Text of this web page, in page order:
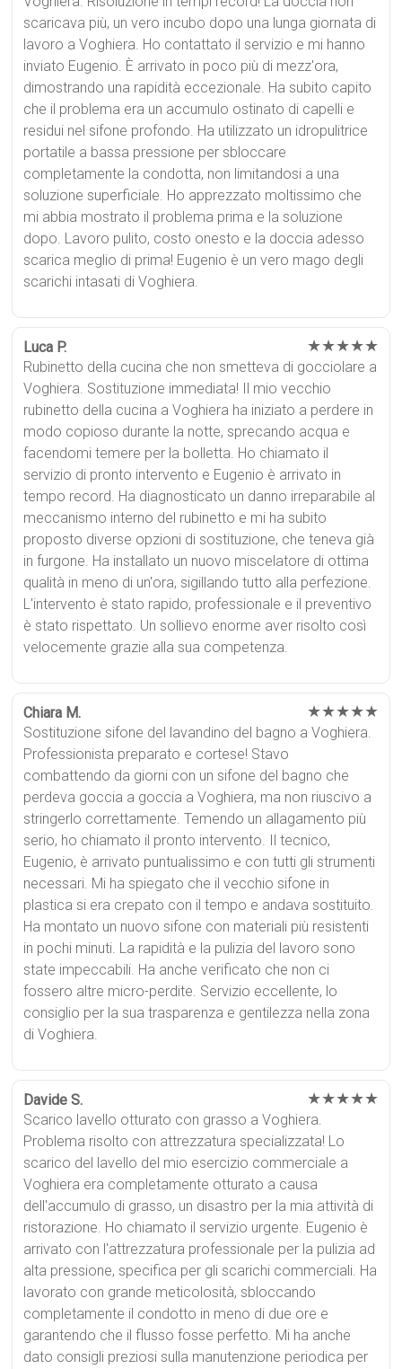
scaricava più, un vero incubo dopo una lunga giornata di
lavoro a Voghiera. Ho contattato il servizio e mi hanno
inviato Eugenio. È arrivato in poco più di mezz'ora,
dimostrando una rapidità eccezionale. Ha subito capito
che il problema era un accumulo ostinato di capelli e
residui nel sifone profondo. Ha utilizzato un idropulitrice
portatile a bassa pressione per sbloccare
completamente la condotta, non limitandosi a una
soluzione superficiale. Ho apprezzato moltissimo che
mi abbia mostrato il problema prima e la soluzione
dopo. Lavoro pulito, costo onesto e la doccia adesso
scarica meglio di prima! Eugenio è un vero mago degli
scarichi intasati di Voghiera.
Luca P. ★★★★★
Rubinetto della cucina che non smetteva di gocciolare a
Voghiera. Sostituzione immediata! Il mio vecchio
rubinetto della cucina a Voghiera ha iniziato a perdere in
modo copioso durante la notte, sprecando acqua e
facendomi temere per la bolletta. Ho chiamato il
servizio di pronto intervento e Eugenio è arrivato in
tempo record. Ha diagnosticato un danno irreparabile al
meccanismo interno del rubinetto e mi ha subito
proposto diverse opzioni di sostituzione, che teneva già
in furgone. Ha installato un nuovo miscelatore di ottima
qualità in meno di un'ora, sigillando tutto alla perfezione.
L'intervento è stato rapido, professionale e il preventivo
è stato rispettato. Un sollievo enorme aver risolto così
velocemente grazie alla sua competenza.
Chiara M. ★★★★★
Sostituzione sifone del lavandino del bagno a Voghiera.
Professionista preparato e cortese! Stavo
combattendo da giorni con un sifone del bagno che
perdeva goccia a goccia a Voghiera, ma non riuscivo a
stringerlo correttamente. Temendo un allagamento più
serio, ho chiamato il pronto intervento. Il tecnico,
Eugenio, è arrivato puntualissimo e con tutti gli strumenti
necessari. Mi ha spiegato che il vecchio sifone in
plastica si era crepato con il tempo e andava sostituito.
Ha montato un nuovo sifone con materiali più resistenti
in pochi minuti. La rapidità e la pulizia del lavoro sono
state impeccabili. Ha anche verificato che non ci
fossero altre micro-perdite. Servizio eccellente, lo
consiglio per la sua trasparenza e gentilezza nella zona
di Voghiera.
Davide S. ★★★★★
Scarico lavello otturato con grasso a Voghiera.
Problema risolto con attrezzatura specializzata! Lo
scarico del lavello del mio esercizio commerciale a
Voghiera era completamente otturato a causa
dell'accumulo di grasso, un disastro per la mia attività di
ristorazione. Ho chiamato il servizio urgente. Eugenio è
arrivato con l'attrezzatura professionale per la pulizia ad
alta pressione, specifica per gli scarichi commerciali. Ha
lavorato con grande meticolosità, sbloccando
completamente il condotto in meno di due ore e
garantendo che il flusso fosse perfetto. Mi ha anche
dato consigli preziosi sulla manutenzione periodica per